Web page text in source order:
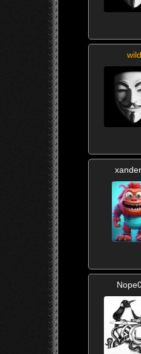
wild